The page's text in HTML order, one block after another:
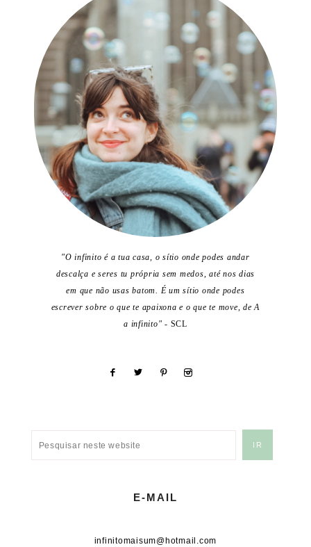
"O infinito é a tua casa, o sítio onde podes andar
descalça e seres tu própria sem medos, até nos dias
em que não usas batom. É um sítio onde podes
escrever sobre o que te apaixona e o que te move, de A
a infinito"- SCL
E-MAIL
infinitomaisum@hotmail.com